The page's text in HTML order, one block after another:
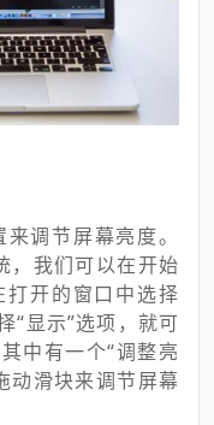
调节屏幕亮度。
我们可以在开始
打开的窗口中选择
“显示”选项，就可
中有一个“调整亮
动滑块来调节屏幕